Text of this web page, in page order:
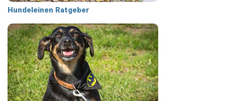
Hundeleinen Ratgeber